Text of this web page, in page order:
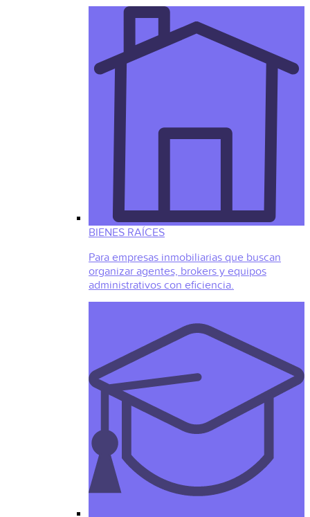
BIENES RAÍCES
Para empresas inmobiliarias que buscan
organizar agentes, brokers y equipos
administrativos con eficiencia.